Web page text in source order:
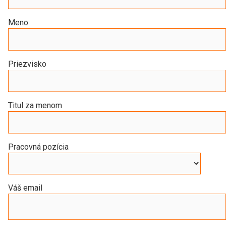
Meno
Priezvisko
Titul za menom
Pracovná pozícia
Váš email